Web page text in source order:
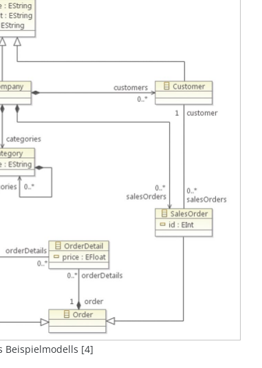
Beispielmodells [4]